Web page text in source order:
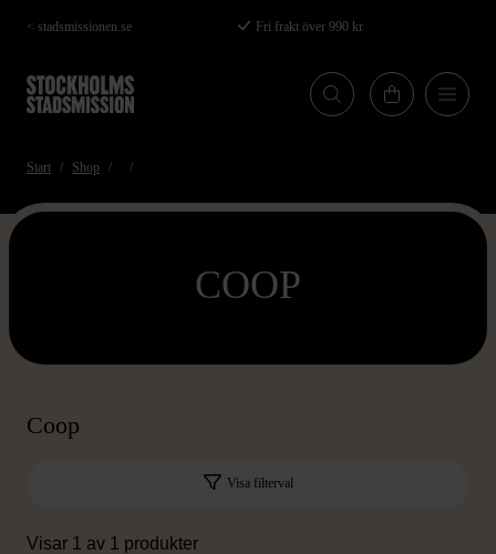
Hoppa
till
huvudinnehåll
< stadsmissionen.se Fri frakt över 990 kr
Start Shop
COOP
Coop
Visa filterval
Visar 1 av 1 produkter